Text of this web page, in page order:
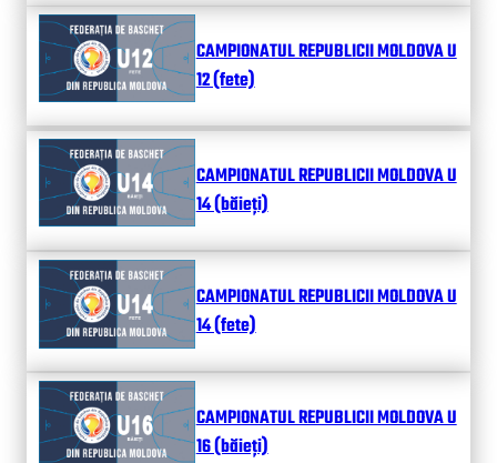
CAMPIONATUL REPUBLICII MOLDOVA U
12 (fete)
CAMPIONATUL REPUBLICII MOLDOVA U
14 (băieți)
CAMPIONATUL REPUBLICII MOLDOVA U
14 (fete)
CAMPIONATUL REPUBLICII MOLDOVA U
16 (băieți)